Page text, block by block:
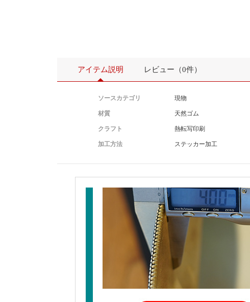
アイテム説明 レビュー（0件）
ソースカテゴリ 現物
材質 天然ゴム
クラフト 熱転写印刷
加工方法 ステッカー加工